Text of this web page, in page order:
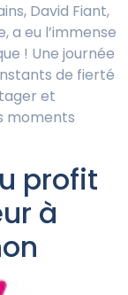
David Fiant,
a eu l’immense
! Une journée
de fierté
et
moments
profit
à